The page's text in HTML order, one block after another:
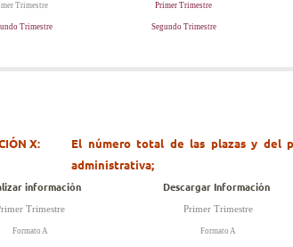
Trimestre
Trimestre
Primer Trimestre
Segundo Trimestre
X:
El número total de las plazas y del
administrativa;
información Descargar Información
Trimestre
Formato A
Primer Trimestre
Formato A